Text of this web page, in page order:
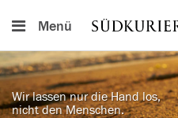
Menü
Wir lassen nur die Hand los,
nicht den Menschen.